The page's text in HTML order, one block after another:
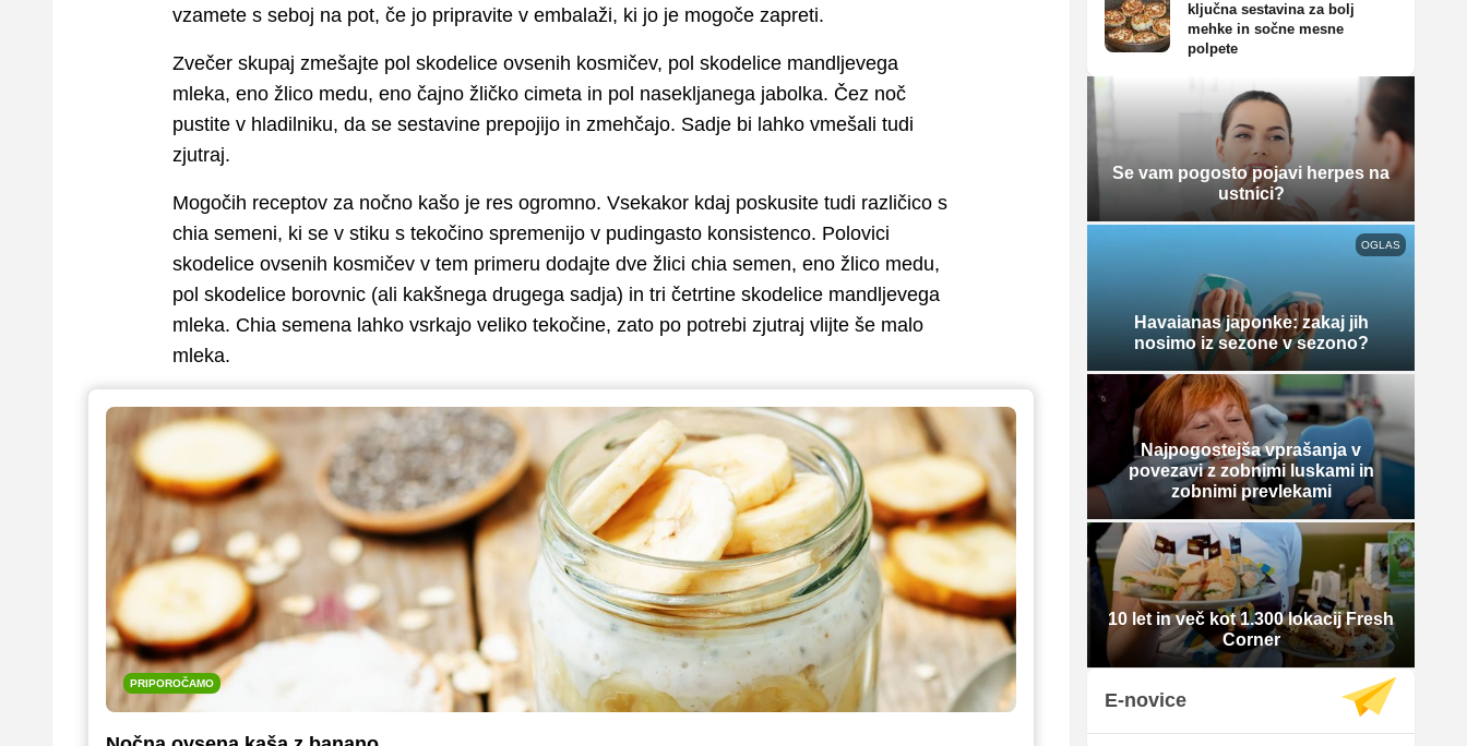
vzamete s seboj na pot, če jo pripravite v embalaži, ki jo je mogoče zapreti.
Zvečer skupaj zmešajte pol skodelice ovsenih kosmičev, pol skodelice mandljevega
mleka, eno žlico medu, eno čajno žličko cimeta in pol nasekljanega jabolka. Čez noč
pustite v hladilniku, da se sestavine prepojijo in zmehčajo. Sadje bi lahko vmešali tudi
zjutraj.
Mogočih receptov za nočno kašo je res ogromno. Vsekakor kdaj poskusite tudi različico s
chia semeni, ki se v stiku s tekočino spremenijo v pudingasto konsistenco. Polovici
skodelice ovsenih kosmičev v tem primeru dodajte dve žlici chia semen, eno žlico medu,
pol skodelice borovnic (ali kakšnega drugega sadja) in tri četrtine skodelice mandljevega
mleka. Chia semena lahko vsrkajo veliko tekočine, zato po potrebi zjutraj vlijte še malo
mleka.
PRIPOROČAMO
ključna sestavina za bolj
mehke in sočne mesne
polpete
Se vam pogosto pojavi herpes na
ustnici?
OGLAS
Havaianas japonke: zakaj jih
nosimo iz sezone v sezono?
Najpogostejša vprašanja v
povezavi z zobnimi luskami in
zobnimi prevlekami
10 let in več kot 1.300 lokacij Fresh
Corner
E-novice